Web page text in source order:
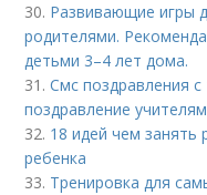
30. Развивающие игры
родителями.
детьми 3–4 лет дома.
31.Смс поздравления
поздравление
32. 18 идей чем занять
ребенка
33. Тренировка для